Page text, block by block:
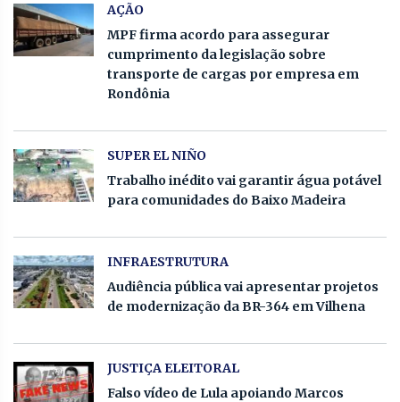
AÇÃO
MPF firma acordo para assegurar
cumprimento da legislação sobre
transporte de cargas por empresa em
Rondônia
SUPER EL NIÑO
Trabalho inédito vai garantir água potável
para comunidades do Baixo Madeira
INFRAESTRUTURA
Audiência pública vai apresentar projetos
de modernização da BR-364 em Vilhena
JUSTIÇA ELEITORAL
Falso vídeo de Lula apoiando Marcos